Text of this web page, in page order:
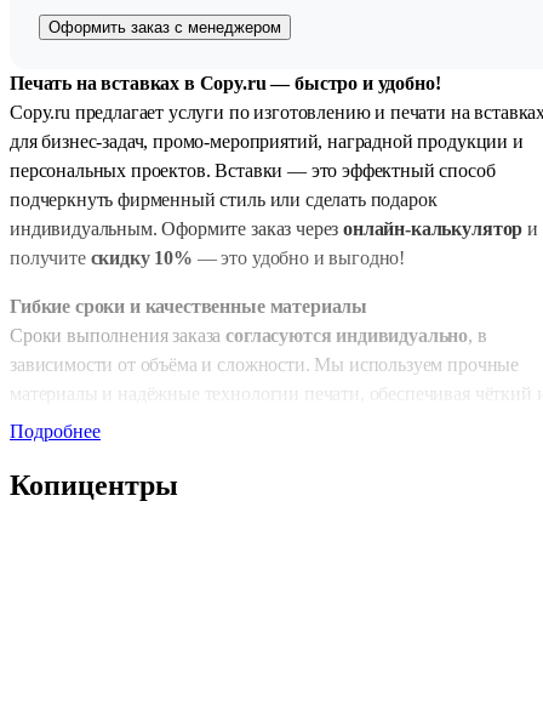
Оформить заказ с менеджером
Печать на вставках в Copy.ru — быстро и удобно!
Copy.ru предлагает услуги по изготовлению и печати на
для бизнес-задач, промо-мероприятий, наградной продукции и
персональных проектов. Вставки — это эффектный способ
подчеркнуть фирменный стиль или сделать подарок
индивидуальным. Оформите заказ черезонлайн-калькулятор и
получите скидку 10% — это удобно и выгодно!
Гибкие сроки и качественные материалы
Сроки выполнения заказасогласуются индивидуально, в
зависимости от объёма и сложности. Мы используем прочные
материалы и надёжные технологии печати, обеспечивая чёткий
профессиональный результат даже на небольших по размеру
устойчивым к истиранию и выцветанию.
Подробнее
Копицентры